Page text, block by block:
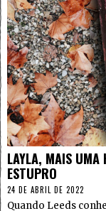
LAYLA, MAIS UMA
ESTUPRO
24 DE ABRIL DE 2022
Quando Leeds